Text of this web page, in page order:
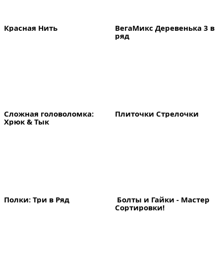
Красная Нить
ВегаМикс Деревенька 3 в
ряд
Сложная головоломка:
Хрюк & Тык
Плиточки Стрелочки
Полки: Три в Ряд
Болты и Гайки - Мастер
Сортировки!